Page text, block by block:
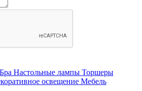
Бра Настольные лампы Торшеры
освещение Мебель